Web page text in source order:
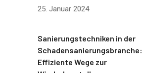
25. Januar 2024
Sanierungstechniken in der
Schadensanierungsbranche:
Effiziente Wege zur